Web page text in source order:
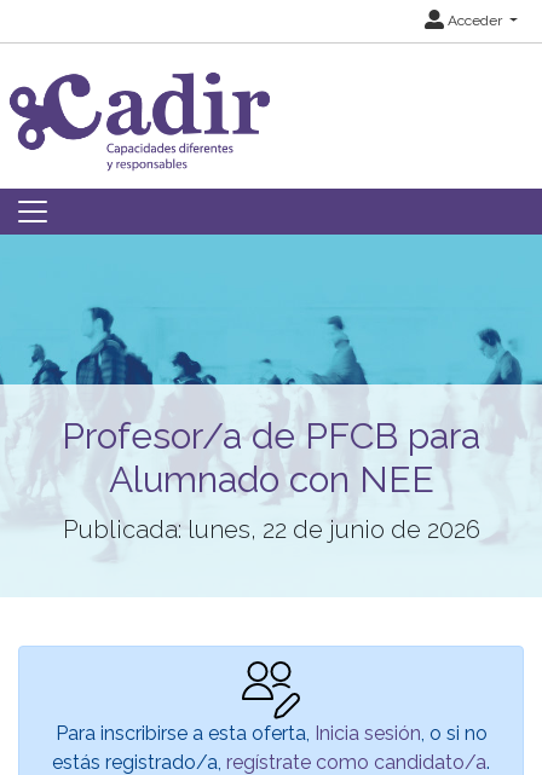
Acceder
Profesor/a de PFCB para
Alumnado con NEE
Publicada: lunes, 22 de junio de 2026
Para inscribirse a esta oferta, Inicia sesión , o si no
estás registrado/a, regístrate como candidato/a.